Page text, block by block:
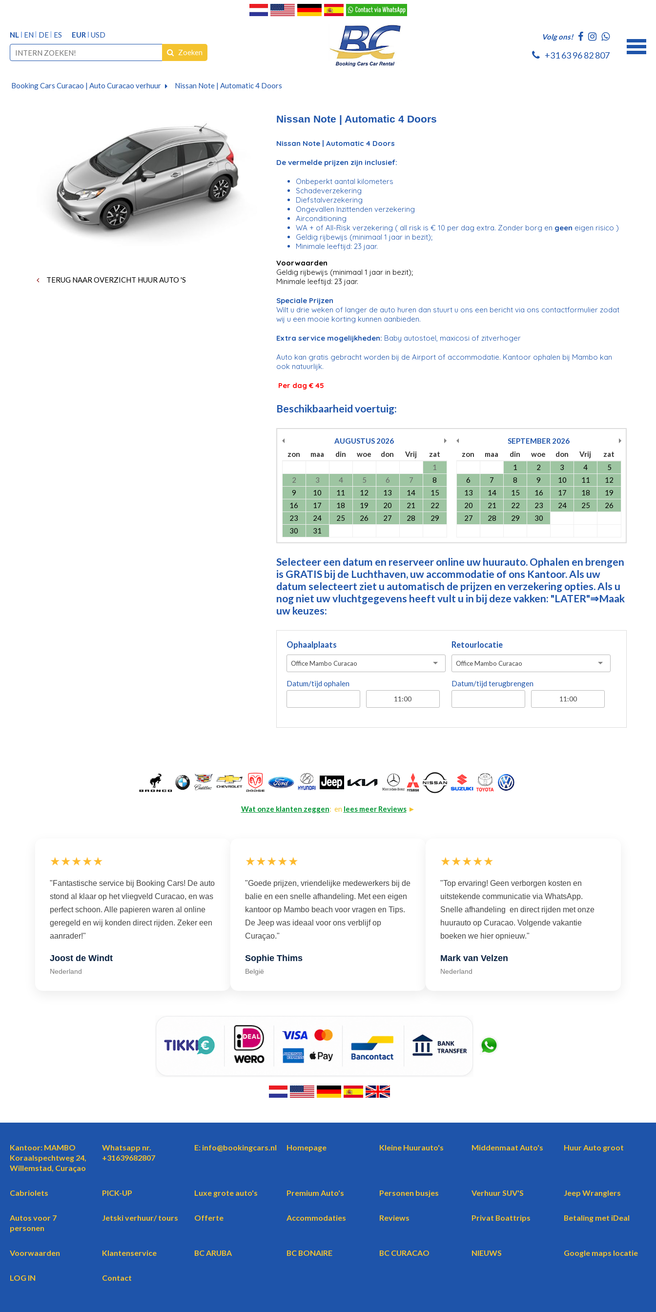
NL EN DE ES EUR USD
Zoeken
Volg ons!
+31 63 96 82 807
Booking Cars Curacao | Auto Curacao verhuur Nissan Note | Automatic 4 Doors
TERUG NAAR OVERZICHT HUUR AUTO 'S
Nissan Note | Automatic 4 Doors
Nissan Note | Automatic 4 Doors
De vermelde prijzen zijn inclusief:
Onbeperkt aantal kilometers
Schadeverzekering
Diefstalverzekering
Ongevallen Inzittenden verzekering
Airconditioning
WA + of All-Risk verzekering ( all risk is € 10 per dag extra. Zonder borg en geen eigen risico )
Geldig rijbewijs (minimaal 1 jaar in bezit);
Minimale leeftijd: 23 jaar.
Voorwaarden
Geldig rijbewijs (minimaal 1 jaar in bezit);
Minimale leeftijd: 23 jaar.
Speciale Prijzen
Wilt u drie weken of langer de auto huren dan stuurt u ons een bericht via ons contactformulier zodat
wij u een mooie korting kunnen aanbieden.
Extra service mogelijkheden: Baby autostoel, maxicosi of zitverhoger
Auto kan gratis gebracht worden bij de Airport of accommodatie. Kantoor ophalen bij Mambo kan
ook natuurlijk.
Per dag € 45
Beschikbaarheid voertuig:
AUGUSTUS 2026
zon
maa din woe don Vrij
zat
1
2
3 4 5 6 7
8
9
10 11 12 13 14
15
16
17 18 19 20 21
22
23
24 25 26 27 28
29
30
31
SEPTEMBER 2026
zon
maa din woe don Vrij
zat
1
2 3 4
5
6
7 8 9 10 11
12
13
14 15 16 17 18
19
20
21 22 23 24 25
26
27
28 29 30
Selecteer een datum en reserveer online uw huurauto. Ophalen en brengen
is GRATIS bij de Luchthaven, uw accommodatie of ons Kantoor. Als uw
datum selecteert ziet u automatisch de prijzen en verzekering opties. Als u
nog niet uw vluchtgegevens heeft vult u in bij deze vakken: "LATER"⇒Maak
uw keuzes:
Ophaalplaats
Office Mambo Curacao
Datum/tijd ophalen
Retourlocatie
Office Mambo Curacao
Datum/tijd terugbrengen
Wat onze klanten zeggen: en lees meer Reviews►
★★★★★
"Fantastische service bij Booking Cars! De auto
stond al klaar op het vliegveld Curacao, en was
perfect schoon. Alle papieren waren al online
geregeld en wij konden direct rijden. Zeker een
aanrader!"
Joost de Windt
Nederland
★★★★★
"Goede prijzen, vriendelijke medewerkers bij de
balie en een snelle afhandeling. Met een eigen
kantoor op Mambo beach voor vragen en Tips.
De Jeep was ideaal voor ons verblijf op
Curaçao."
Sophie Thims
België
★★★★★
"Top ervaring! Geen verborgen kosten en
uitstekende communicatie via WhatsApp.
Snelle afhandeling en direct rijden met onze
huurauto op Curacao. Volgende vakantie
boeken we hier opnieuw."
Mark van Velzen
Nederland
Kantoor: MAMBO
Koraalspechtweg 24,
Willemstad, Curaçao
Whatsapp nr.
+31639682807
E: info@bookingcars.nl Homepage Kleine Huurauto's Middenmaat Auto's Huur Auto groot
Cabriolets PICK-UP Luxe grote auto's Premium Auto's Personen busjes Verhuur SUV'S Jeep Wranglers
Autos voor 7
personen
Jetski verhuur/ tours Offerte Accommodaties Reviews Privat Boattrips Betaling met iDeal
Voorwaarden Klantenservice BC ARUBA BC BONAIRE BC CURACAO NIEUWS Google maps locatie
LOG IN Contact